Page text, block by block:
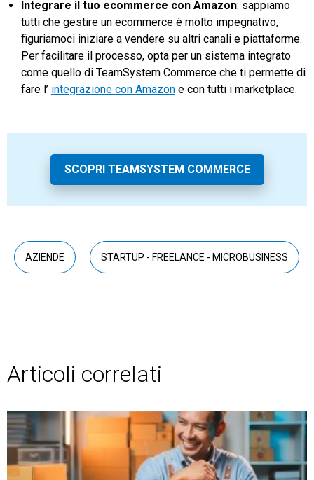
Integrare il tuo ecommerce con Amazon: sappiamo
tutti che gestire un ecommerce è molto impegnativo,
figuriamoci iniziare a vendere su altri canali e piattaforme.
Per facilitare il processo, opta per un sistema integrato
come quello di TeamSystem Commerce che ti permette di
fare l’ integrazione con Amazon e con tutti i marketplace.
SCOPRI TEAMSYSTEM COMMERCE
AZIENDE STARTUP - FREELANCE - MICROBUSINESS
Articoli correlati